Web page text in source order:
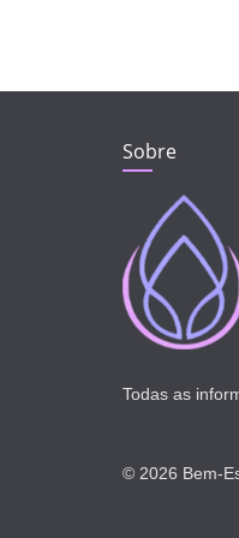
Sobre
Todas as
© 2026 Bem-